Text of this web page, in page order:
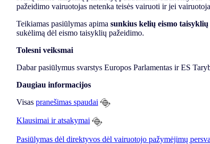
pažeidimo vairuotojas netenka teisės vairuoti ir jei
Teikiamas pasiūlymas apima sunkius kelių eismo
sukėlimą dėl eismo taisyklių pažeidimo.
Tolesni veiksmai
Dabar pasiūlymus svarstys Europos Parlamentas ir ES
Daugiau informacijos
Visas pranešimas spaudai
Klausimai ir atsakymai
Pasiūlymas dėl direktyvos dėl vairuotojo pažymėjimų